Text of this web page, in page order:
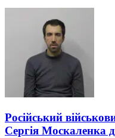
Російський
Сергія Москаленка